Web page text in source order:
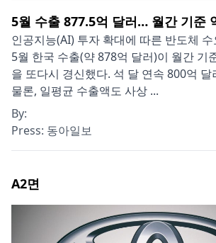
5월 수출 877.5억 달러… 월간 기준
인공지능(AI) 투자 확대에 따른 반도체
5월 한국 수출(약 878억 달러)이 월간 기
을 또다시 경신했다. 석 달 연속 800억
물론, 일평균 수출액도 사상 ...
By:
Press: 동아일보
A2면